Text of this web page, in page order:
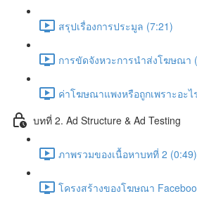
สรุปเรื่องการประมูล (7:21)
การขัดจังหวะการนำส่งโฆษณา
ค่าโฆษณาแพงหรือถูกเพราะอะไ
บทที่ 2. Ad Structure & Ad Testing
ภาพรวมของเนื้อหาบทที่ 2 (0:49)
โครงสร้างของโฆษณา